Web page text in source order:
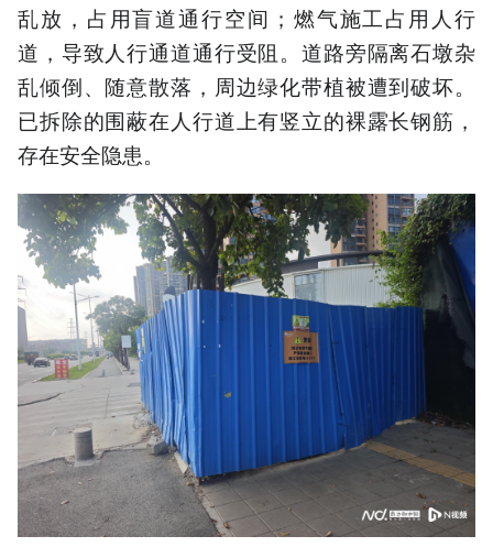
乱放，占用盲道通行空间；燃气施工占用人行
道，导致人行通道通行受阻。道路旁隔离石墩杂
乱倾倒、随意散落，周边绿化带植被遭到破坏。
已拆除的围蔽在人行道上有竖立的裸露长钢筋，
存在安全隐患。